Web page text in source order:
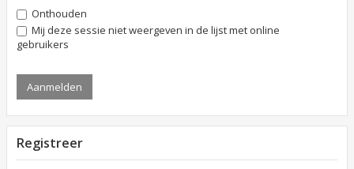
Onthouden
Mij deze sessie niet weergeven in de lijst met online
gebruikers
Registreer